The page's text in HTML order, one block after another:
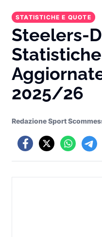
STATISTICHE E QUOTE
Steelers-
2025/26
Redazione Sport